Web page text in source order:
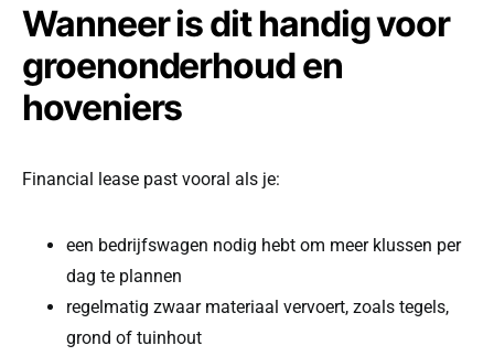
Wanneer is dit handig voor
groenonderhoud en
hoveniers
Financial lease past vooral als je:
een bedrijfswagen nodig hebt om meer klussen per
dag te plannen
regelmatig zwaar materiaal vervoert, zoals tegels,
grond of tuinhout